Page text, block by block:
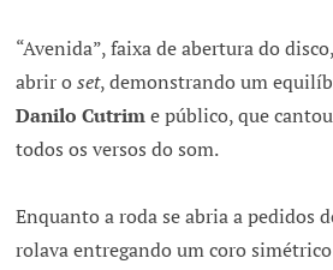
“Avenida”, faixa de abertura do
abrir oset, demonstrando um
Danilo Cutrime público, que
todos os versos do som.
Enquanto a roda se abria a pedidos
rolava entregando um coro